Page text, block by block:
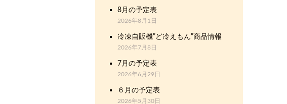
8月の予定表
2026年8月1日
冷凍自販機”ど冷えもん”商品情報
2026年7月8日
7月の予定表
2026年6月29日
６月の予定表
2026年5月30日